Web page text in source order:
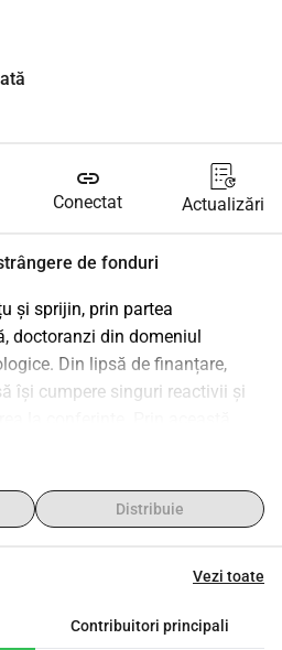
link
Conectat Actualizări
de fonduri
și sprijin, prin partea
doctoranzi din domeniul
Din lipsă de finanțare,
își cumpere singuri reactivii și
pentru a-i ajuta concret –
donație contează și înseamnă
cercetării românești.
Distribuie
Vezi toate
Contribuitori principali